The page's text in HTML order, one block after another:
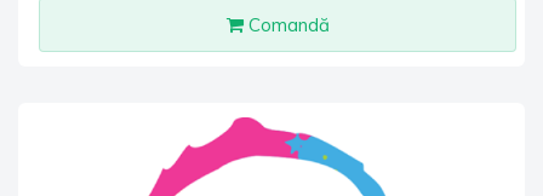
Comandă